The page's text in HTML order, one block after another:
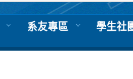
系友專區 學生社